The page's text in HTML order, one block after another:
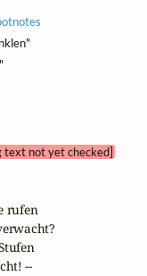
text not yet checked]
rufen
--